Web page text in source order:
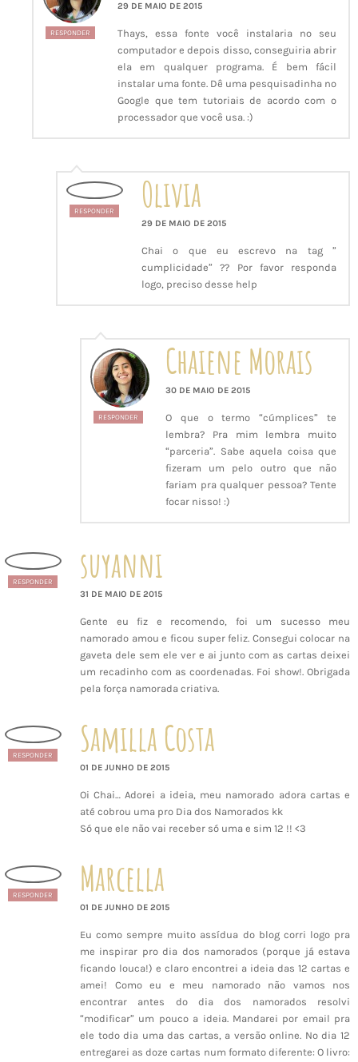
RESPONDER
29 DE MAIO DE 2015
Thays, essa fonte você instalaria no seu
computador e depois disso, conseguiria abrir
ela em qualquer programa. É bem fácil
instalar uma fonte. Dê uma pesquisadinha no
Google que tem tutoriais de acordo com o
processador que você usa. :)
RESPONDER Olivia
29 DE MAIO DE 2015
Chai o que eu escrevo na tag ”
cumplicidade” ?? Por favor responda
logo, preciso desse help
RESPONDER
Chaiene Morais
30 DE MAIO DE 2015
O que o termo “cúmplices” te
lembra? Pra mim lembra muito
“parceria”. Sabe aquela coisa que
fizeram um pelo outro que não
fariam pra qualquer pessoa? Tente
focar nisso! :)
RESPONDER suyanni
31 DE MAIO DE 2015
Gente eu fiz e recomendo, foi um sucesso meu
namorado amou e ficou super feliz. Consegui colocar na
gaveta dele sem ele ver e ai junto com as cartas deixei
um recadinho com as coordenadas. Foi show!. Obrigada
pela força namorada criativa.
RESPONDER Samilla Costa
01 DE JUNHO DE 2015
Oi Chai… Adorei a ideia, meu namorado adora cartas e
até cobrou uma pro Dia dos Namorados kk
Só que ele não vai receber só uma e sim 12 !! <3
RESPONDER Marcella
01 DE JUNHO DE 2015
Eu como sempre muito assídua do blog corri logo pra
me inspirar pro dia dos namorados (porque já estava
ficando louca!) e claro encontrei a ideia das 12 cartas e
amei! Como eu e meu namorado não vamos nos
encontrar antes do dia dos namorados resolvi
“modificar” um pouco a ideia. Mandarei por email pra
ele todo dia uma das cartas, a versão online. No dia 12
entregarei as doze cartas num formato diferente: O livro: